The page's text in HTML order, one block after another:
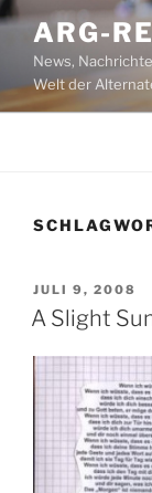
Zum
Inhalt
springen
ARG-
News,
Welt der
AM
JULI 9, 2008
A Slight